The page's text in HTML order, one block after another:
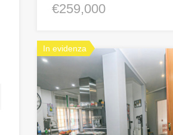
€259,000
In evidenza